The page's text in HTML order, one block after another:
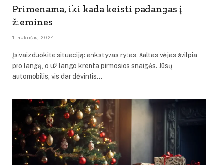
Primenama, iki kada keisti padangas į
žiemines
1 lapkričio, 2024
Įsivaizduokite situaciją: ankstyvas rytas, šaltas vėjas švilpia
pro langą, o už lango krenta pirmosios snaigės. Jūsų
automobilis, vis dar dėvintis…